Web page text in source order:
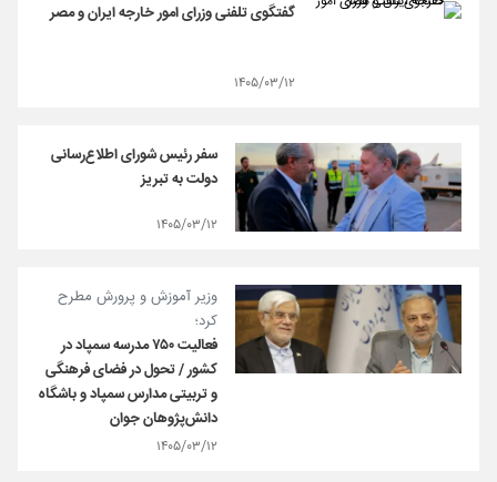
گفتگوی تلفنی وزرای امور خارجه ایران و مصر
۱۴۰۵/۰۳/۱۲
سفر رئیس شورای اطلاع‌رسانی
دولت به تبریز
۱۴۰۵/۰۳/۱۲
وزیر آموزش و پرورش مطرح
کرد؛
فعالیت ۷۵۰ مدرسه سمپاد در
کشور / تحول در فضای فرهنگی
و تربیتی مدارس سمپاد و باشگاه
دانش‌پژوهان جوان
۱۴۰۵/۰۳/۱۲